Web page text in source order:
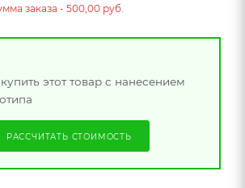
заказа - 500,00 руб.
этот товар с нанесением
РАССЧИТАТЬ СТОИМОСТЬ